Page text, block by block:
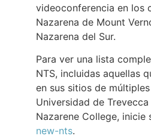
videoconferencia en los
Nazarena de Mount
Nazarena del Sur.
Para ver una lista
NTS, incluidas aquellas
en sus sitios de
Universidad de
Nazarene College, inicie
new-nts.